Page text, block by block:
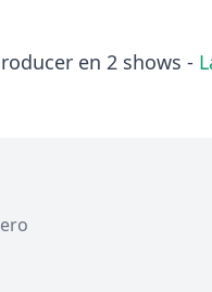
en 2 shows -